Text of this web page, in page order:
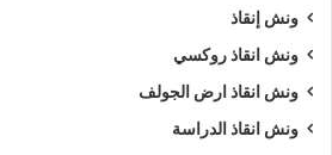
ونش إنقاذ
ونش انقاذ روكسي
ونش انقاذ ارض الجولف
ونش انقاذ الدراسة